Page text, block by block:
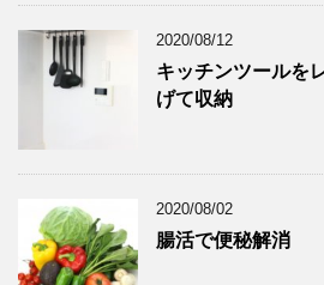
2020/08/12
キッチンツールを
げて収納
2020/08/02
腸活で便秘解消